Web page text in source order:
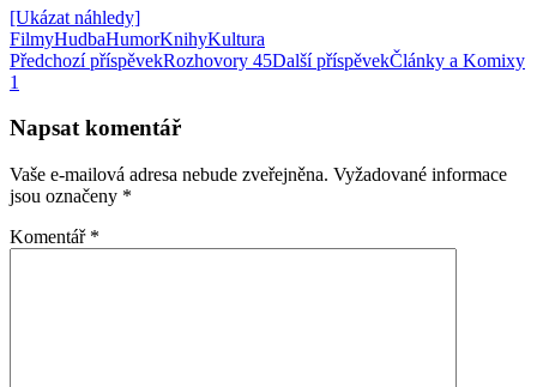
[Ukázat náhledy]
FilmyHudbaHumorKnihyKultura
Navigace
pro
příspěvky
Předchozí příspěvekRozhovory 45Další příspěvekČlánky a Komixy
1
Napsat komentář
Vaše e-mailová adresa nebude zveřejněna. Vyžadované informace
jsou označeny *
Komentář *